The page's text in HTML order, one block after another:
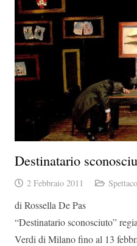
Destinatario
2 Febbraio 2011
di Rossella De Pas
“Destinatario sconosciuto”
Verdi di Milano fino al 13